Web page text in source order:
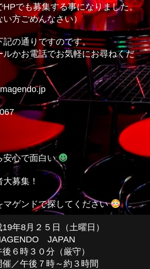
HPでも募集する事になりました。
い方ごめんなさい）
記の通りですのです。
ルかお電話でお気軽にお尋ねくだ
安心で面白い
募集！
マゲンドで探してください
年8月２５日（土曜日）
JAPAN
６時３０分（厳守）
／午後７時～約３時間